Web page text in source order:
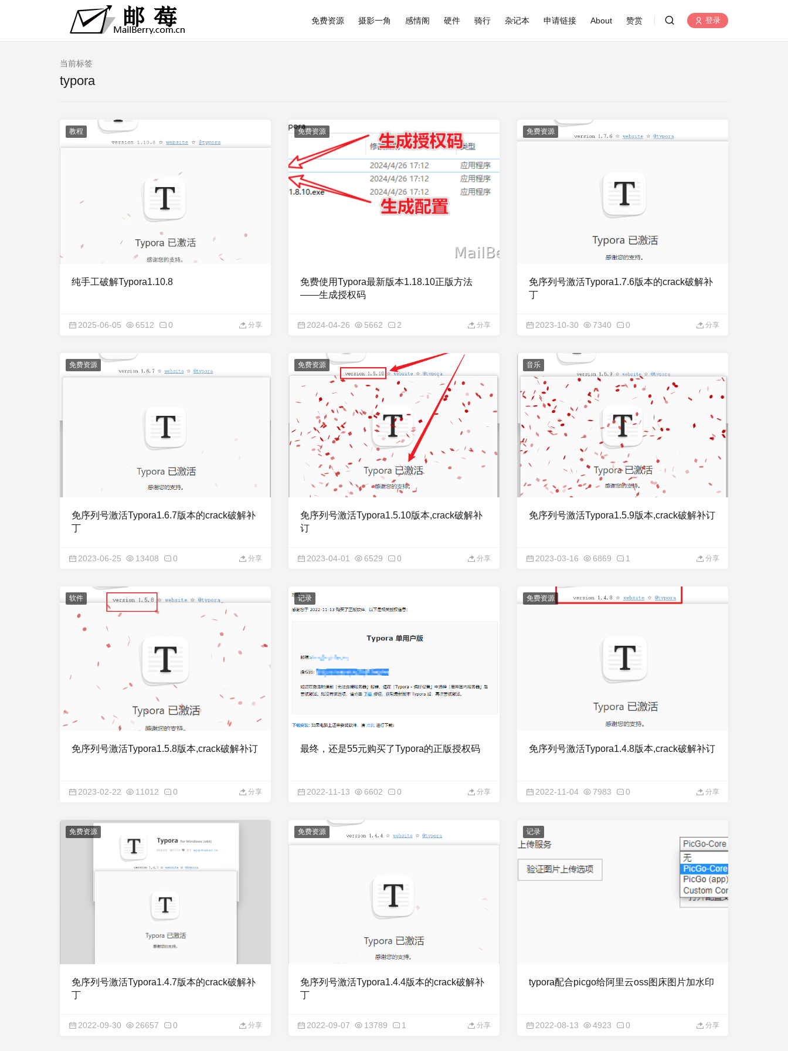
免费资源 摄影一角 感情阁 硬件 骑行 杂记本 申请链接 About 赞赏 登录
当前标签
typora
教程
纯手工破解Typora1.10.8
2025-06-05 6512 0 分享
免费资源
免费使用Typora最新版本1.18.10正版方法
——生成授权码
2024-04-26 5662 2 分享
免费资源
免序列号激活Typora1.7.6版本的crack破解补
丁
2023-10-30 7340 0 分享
免费资源
免序列号激活Typora1.6.7版本的crack破解补
丁
2023-06-25 13408 0 分享
免费资源
免序列号激活Typora1.5.10版本,crack破解补
订
2023-04-01 6529 0 分享
音乐
免序列号激活Typora1.5.9版本,crack破解补订
2023-03-16 6869 1 分享
软件
免序列号激活Typora1.5.8版本,crack破解补订
2023-02-22 11012 0 分享
记录
最终，还是55元购买了Typora的正版授权码
2022-11-13 6602 0 分享
免费资源
免序列号激活Typora1.4.8版本,crack破解补订
2022-11-04 7983 0 分享
免费资源
免序列号激活Typora1.4.7版本的crack破解补
丁
2022-09-30 26657 0 分享
免费资源
免序列号激活Typora1.4.4版本的crack破解补
丁
2022-09-07 13789 1 分享
记录
typora配合picgo给阿里云oss图床图片加水印
2022-08-13 4923 0 分享